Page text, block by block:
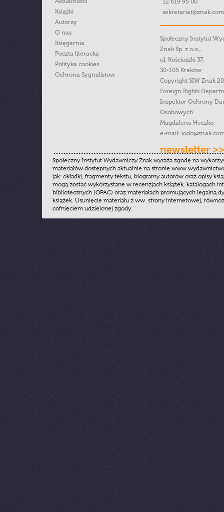
Książki
Autorzy
O nas
Księgarnia
Poczta literacka
Polityka cookies
Ochrona Sygnalistow
12 619 95 00
Społeczny Instytut
Znak Sp. z o.o.,
ul. Kościuszki 37,
30-105 Kraków
Copyright SIW Znak
Foreign Rights
Inspektor Ochrony
Osobowych
Magdalena Heczko
e-mail:
newsletter >>
Społeczny Instytut Wydawniczy Znak wyraża zgodę na
materiałów dostępnych aktualnie na stronie
jak: okładki, fragmenty tekstu, biogramy autorów oraz opisy
mogą zostać wykorzystane w recenzjach książek, katalogach
bibliotecznych (OPAC) oraz materiałach promujących legalną
książek. Usunięcie materiału z ww. strony internetowej,
cofnięciem udzielonej zgody.